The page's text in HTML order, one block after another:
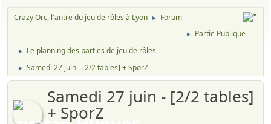
Crazy Orc, l'antre du jeu de rôles à Lyon ► Forum
► Partie Publique
► Le planning des parties de jeu de rôles
► Samedi 27 juin - [2/2 tables] + SporZ
Samedi 27 juin - [2/2 tables]
+ SporZ